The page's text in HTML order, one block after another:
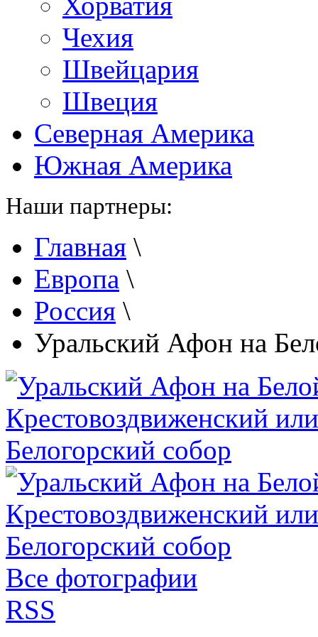
Чехия
Швейцария
Швеция
Северная Америка
Южная Америка
Наши партнеры:
Главная \
Европа \
Россия \
Уральский Афон на
Все фотографии
RSS